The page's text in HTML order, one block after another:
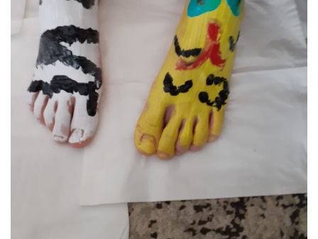
VZDĚLÁVACÍ BLOK ZÁŘÍ
VZDĚLÁVACÍ BLOK ŘÍJEN
VZDĚLÁVACÍ BLOK LISTOPAD
VZDĚLÁVACÍ BLOK PROSINEC
VZDĚLÁVACÍ BLOK ÚNOR